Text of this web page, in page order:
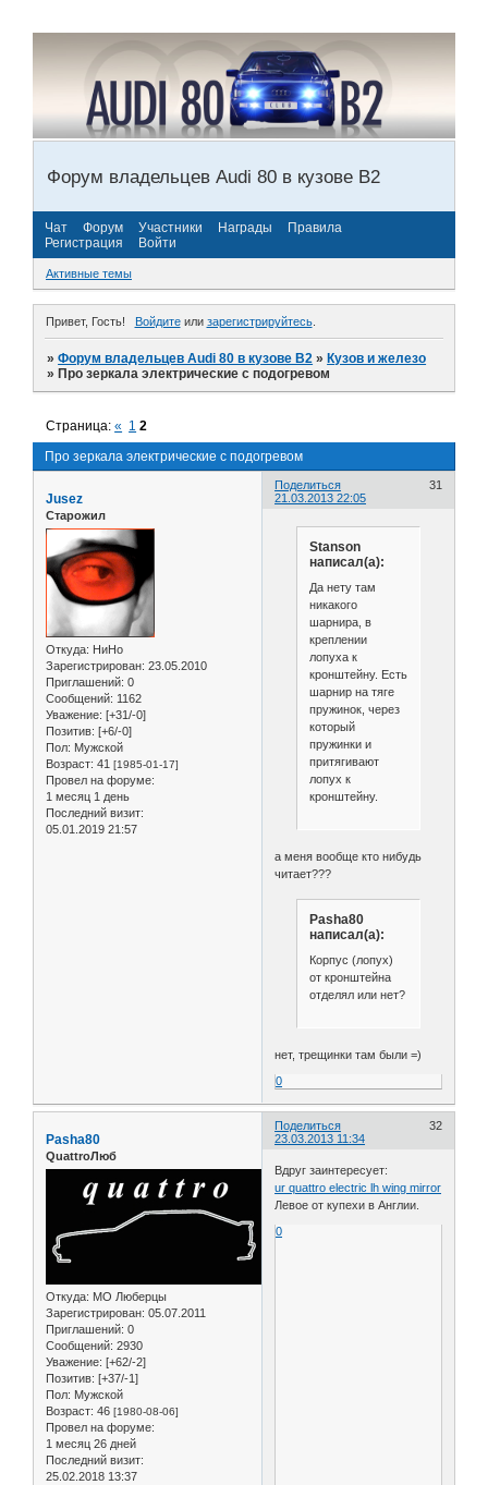
Форум владельцев Audi 80 в кузове В2
Чат Форум Участники Награды
Правила
Регистрация
Войти
Активные темы
Привет, Гость! Войдитеили зарегистрируйтесь.
»Форум владельцев Audi 80 в кузове В2 »Кузов и железо
»Про зеркала электрические с подогревом
Про зеркала электрические с подогревом
Страница:« 1 2
Поделиться
31
21.03.2013 22:05
Jusez
Старожил
Откуда: НиНо
Зарегистрирован: 23.05.2010
Приглашений: 0
Сообщений: 1162
Уважение: [+31/-0]
Позитив: [+6/-0]
Пол: Мужской
Возраст: 41 [1985-01-17]
Провел на форуме:
1 месяц 1 день
Последний визит:
05.01.2019 21:57
Stanson
написал(а):
Да нету там
никакого
шарнира, в
креплении
лопуха к
кронштейну. Есть
шарнир на тяге
пружинок, через
который
пружинки и
притягивают
лопух к
кронштейну.
а меня вообще кто нибудь
читает???
Pasha80
написал(а):
Корпус (лопух)
от кронштейна
отделял или нет?
нет, трещинки там были =)
0
Поделиться
32
23.03.2013 11:34
Pasha80
QuattroЛюб
Откуда: МО Люберцы
Зарегистрирован: 05.07.2011
Приглашений: 0
Сообщений: 2930
Уважение: [+62/-2]
Позитив: [+37/-1]
Пол: Мужской
Возраст: 46 [1980-08-06]
Провел на форуме:
1 месяц 26 дней
Последний визит:
25.02.2018 13:37
Вдруг заинтересует:
ur quattro electric lh wing mirror
Левое от купехи в Англии.
0